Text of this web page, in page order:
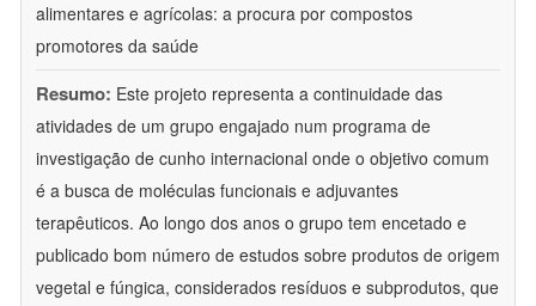
alimentares e agrícolas: a procura por compostos
promotores da saúde
Resumo: Este projeto representa a continuidade das
atividades de um grupo engajado num programa de
investigação de cunho internacional onde o objetivo comum
é a busca de moléculas funcionais e adjuvantes
terapêuticos. Ao longo dos anos o grupo tem encetado e
publicado bom número de estudos sobre produtos de origem
vegetal e fúngica, considerados resíduos e subprodutos, que